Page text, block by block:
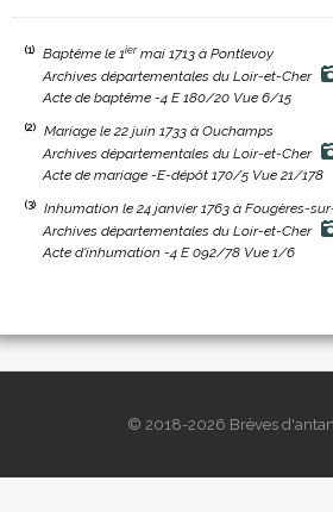
(1) Baptême le 1iermai 1713 à Pontlevoy
Archives départementales du Loir-et-Cher
Acte de baptême -4 E 180/20 Vue 6/15
(2)
Mariage le 22 juin 1733 à Ouchamps
Archives départementales du Loir-et-Cher
Acte de mariage -E-dépôt 170/5 Vue 21/178
(3)
Inhumation le 24 janvier 1763 à Fougères-
Archives départementales du Loir-et-Cher
Acte d'inhumation -4 E 092/78 Vue 1/6
© 2018-2026 Brèves